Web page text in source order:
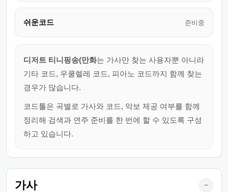
쉬운코드 준비중
디저트 티니핑송(만화는 가사만 찾는 사용자뿐 아니라
기타 코드, 우쿨렐레 코드, 피아노 코드까지 함께 찾는
경우가 많습니다.
코드툴은 곡별로 가사와 코드, 악보 제공 여부를 함께
정리해 검색과 연주 준비를 한 번에 할 수 있도록 구성
하고 있습니다.
가사 −